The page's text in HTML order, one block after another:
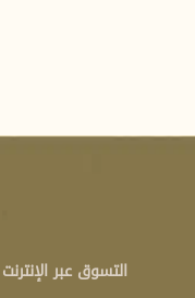
التسوق عبر الإنترنت